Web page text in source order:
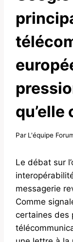
Par L'équipe
Le débat sur
messagerie
Comme
certaines des